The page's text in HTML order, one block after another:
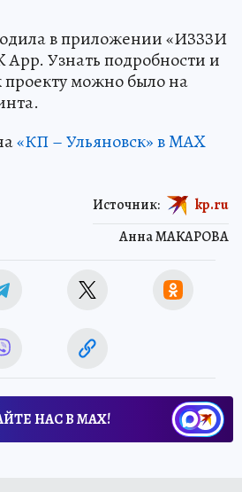
в приложении «ИЗЗЗИ
App. Узнать подробности и
проекту можно было на
«КП – Ульяновск» в MAX
Анна МАКАРОВА
Источник: kp.ru
НАС В МАХ!